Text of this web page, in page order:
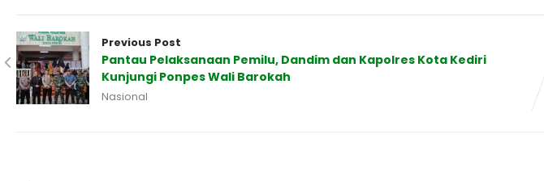
Previous Post
Pantau Pelaksanaan Pemilu, Dandim dan Kapolres Kota Kediri
Kunjungi Ponpes Wali Barokah
Nasional